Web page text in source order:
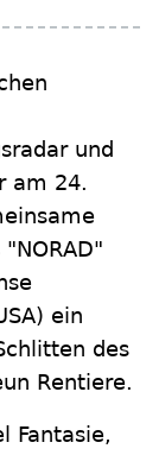
und
am 24.
ein
des
Rentiere.
Fantasie,